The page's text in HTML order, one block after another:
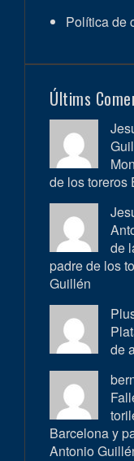
Política de
Últims
de los toreros
de
padre de los
Guillén
de
Barcelona y
Antonio